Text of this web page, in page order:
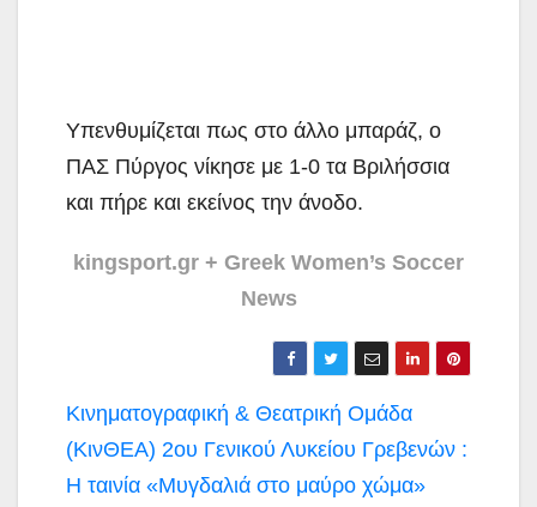
Υπενθυμίζεται πως στο άλλο μπαράζ, ο
ΠΑΣ Πύργος νίκησε με 1-0 τα Βριλήσσια
και πήρε και εκείνος την άνοδο.
kingsport.gr + Greek Women’s Soccer
News
Πλοήγηση
άρθρων
Κινηματογραφική & Θεατρική Ομάδα
(ΚινΘΕΑ) 2ου Γενικού Λυκείου Γρεβενών :
Η ταινία «Μυγδαλιά στο μαύρο χώμα»